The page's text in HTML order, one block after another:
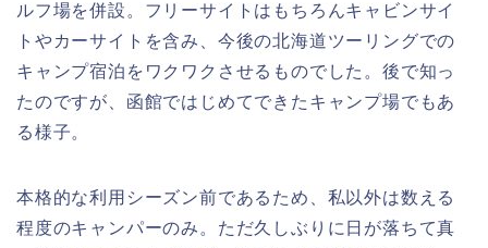
ルフ場を併設。フリーサイトはもちろんキャビンサイ
トやカーサイトを含み、今後の北海道ツーリングでの
キャンプ宿泊をワクワクさせるものでした。後で知っ
たのですが、函館ではじめてできたキャンプ場でもあ
る様子。
本格的な利用シーズン前であるため、私以外は数える
程度のキャンパーのみ。ただ久しぶりに日が落ちて真